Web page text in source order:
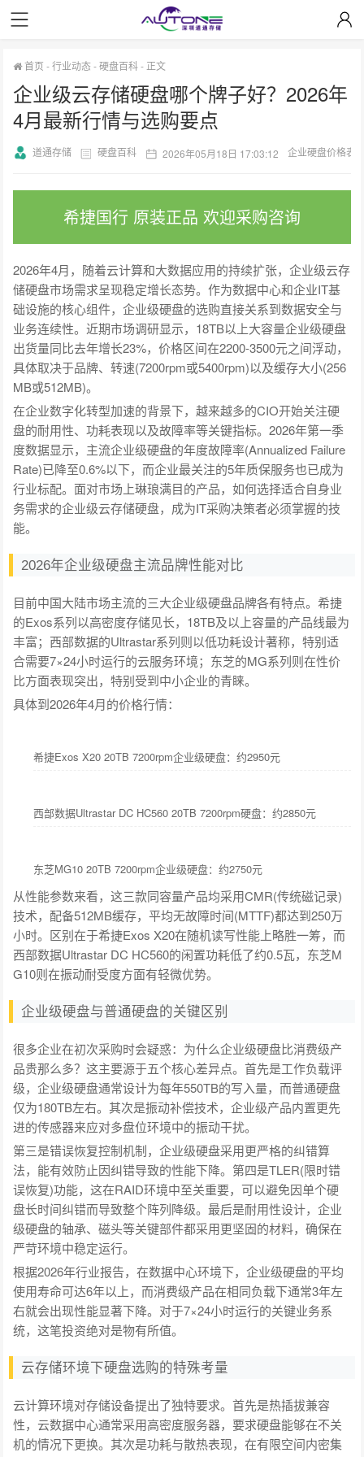
首页 -行业动态-硬盘百科- 正文
企业级云存储硬盘哪个牌子好？2026年
4月最新行情与选购要点
道通存储 硬盘百科 2026年05月18日 17:03:12 企业硬盘价格表
希捷国行 原装正品 欢迎采购咨询
2026年4月，随着云计算和大数据应用的持续扩张，企业级云存
储硬盘市场需求呈现稳定增长态势。作为数据中心和企业IT基
础设施的核心组件，企业级硬盘的选购直接关系到数据安全与
业务连续性。近期市场调研显示，18TB以上大容量企业级硬盘
出货量同比去年增长23%，价格区间在2200-3500元之间浮动，
具体取决于品牌、转速(7200rpm或5400rpm)以及缓存大小(256
MB或512MB)。
在企业数字化转型加速的背景下，越来越多的CIO开始关注硬
盘的耐用性、功耗表现以及故障率等关键指标。2026年第一季
度数据显示，主流企业级硬盘的年度故障率(Annualized Failure
Rate)已降至0.6%以下，而企业最关注的5年质保服务也已成为
行业标配。面对市场上琳琅满目的产品，如何选择适合自身业
务需求的企业级云存储硬盘，成为IT采购决策者必须掌握的技
能。
2026年企业级硬盘主流品牌性能对比
目前中国大陆市场主流的三大企业级硬盘品牌各有特点。希捷
的Exos系列以高密度存储见长，18TB及以上容量的产品线最为
丰富；西部数据的Ultrastar系列则以低功耗设计著称，特别适
合需要7×24小时运行的云服务环境；东芝的MG系列则在性价
比方面表现突出，特别受到中小企业的青睐。
具体到2026年4月的价格行情：
希捷Exos X20 20TB 7200rpm企业级硬盘：约2950元
西部数据Ultrastar DC HC560 20TB 7200rpm硬盘：约2850元
东芝MG10 20TB 7200rpm企业级硬盘：约2750元
从性能参数来看，这三款同容量产品均采用CMR(传统磁记录)
技术，配备512MB缓存，平均无故障时间(MTTF)都达到250万
小时。区别在于希捷Exos X20在随机读写性能上略胜一筹，而
西部数据Ultrastar DC HC560的闲置功耗低了约0.5瓦，东芝M
G10则在振动耐受度方面有轻微优势。
企业级硬盘与普通硬盘的关键区别
很多企业在初次采购时会疑惑：为什么企业级硬盘比消费级产
品贵那么多？这主要源于五个核心差异点。首先是工作负载评
级，企业级硬盘通常设计为每年550TB的写入量，而普通硬盘
仅为180TB左右。其次是振动补偿技术，企业级产品内置更先
进的传感器来应对多盘位环境中的振动干扰。
第三是错误恢复控制机制，企业级硬盘采用更严格的纠错算
法，能有效防止因纠错导致的性能下降。第四是TLER(限时错
误恢复)功能，这在RAID环境中至关重要，可以避免因单个硬
盘长时间纠错而导致整个阵列降级。最后是耐用性设计，企业
级硬盘的轴承、磁头等关键部件都采用更坚固的材料，确保在
严苛环境中稳定运行。
根据2026年行业报告，在数据中心环境下，企业级硬盘的平均
使用寿命可达6年以上，而消费级产品在相同负载下通常3年左
右就会出现性能显著下降。对于7×24小时运行的关键业务系
统，这笔投资绝对是物有所值。
云存储环境下硬盘选购的特殊考量
云计算环境对存储设备提出了独特要求。首先是热插拔兼容
性，云数据中心通常采用高密度服务器，要求硬盘能够在不关
机的情况下更换。其次是功耗与散热表现，在有限空间内密集